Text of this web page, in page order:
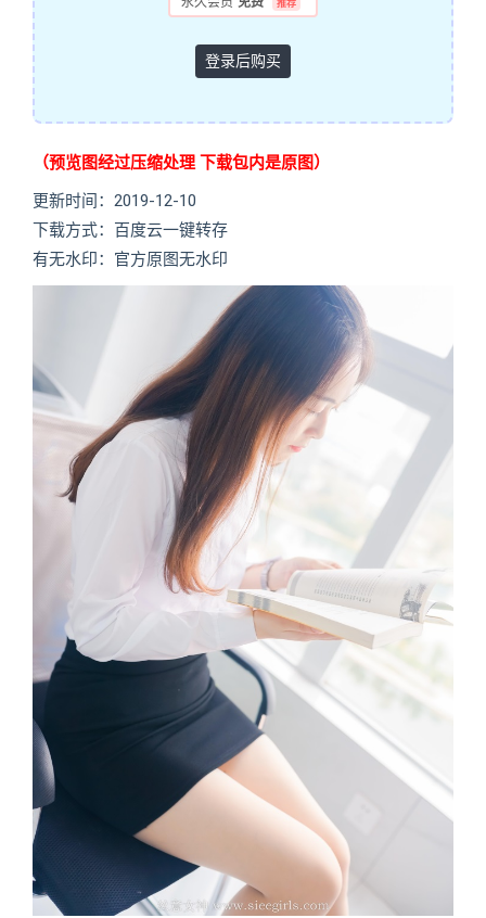
推荐
登录后购买
（预览图经过压缩处理 下载包内是原图）
更新时间：2019-12-10
下载方式：百度云一键转存
有无水印：官方原图无水印